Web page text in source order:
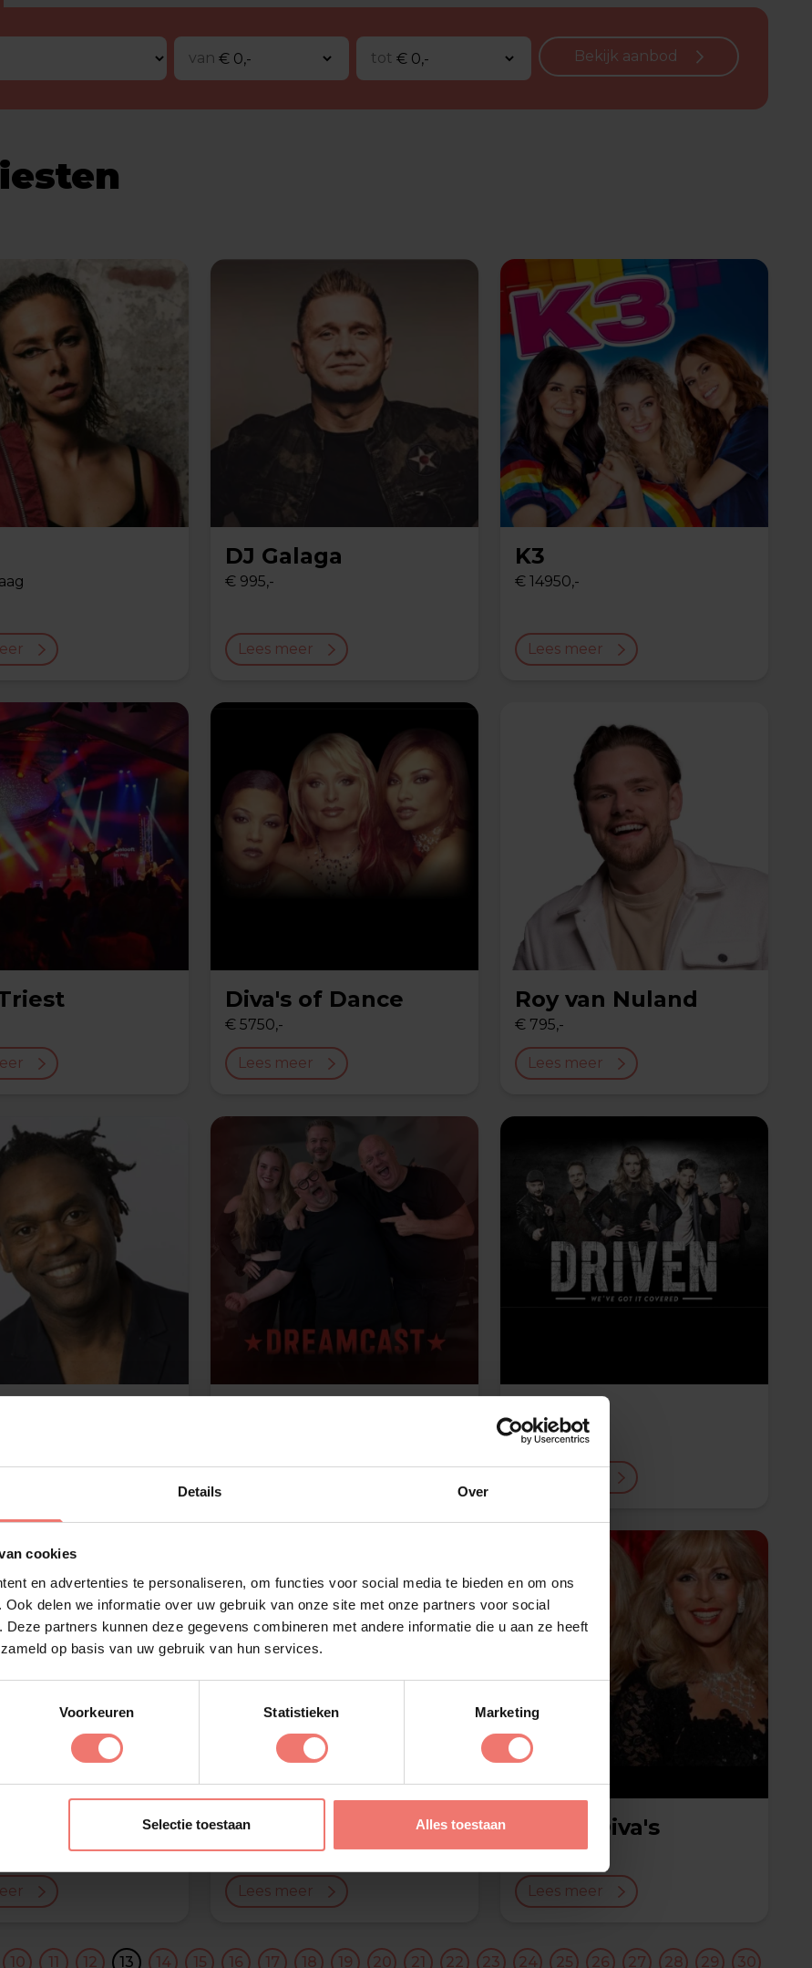
Details Over
cookies
en advertenties te personaliseren, om functies voor social media te bieden en om ons
delen we informatie over uw gebruik van onze site met onze partners voor social
Deze partners kunnen deze gegevens combineren met andere informatie die u aan ze heeft
op basis van uw gebruik van hun services.
Voorkeuren Statistieken Marketing
Selectie toestaan Alles toestaan
van tot Bekijk aanbod
DJ Galaga
€ 995,-
Lees meer
K3
€ 14950,-
Lees meer
Diva's of Dance
€ 5750,-
Lees meer
Roy van Nuland
€ 795,-
Lees meer
Driven
op aanvraag
Dutch Boys
€ 4950,-
Lees meer
Dutch Diva's
€ 3975,-
Lees meer
10 11 12 13 14 15 16 17 18 19 20 21 22 23 24 25 26 27 28 29 30